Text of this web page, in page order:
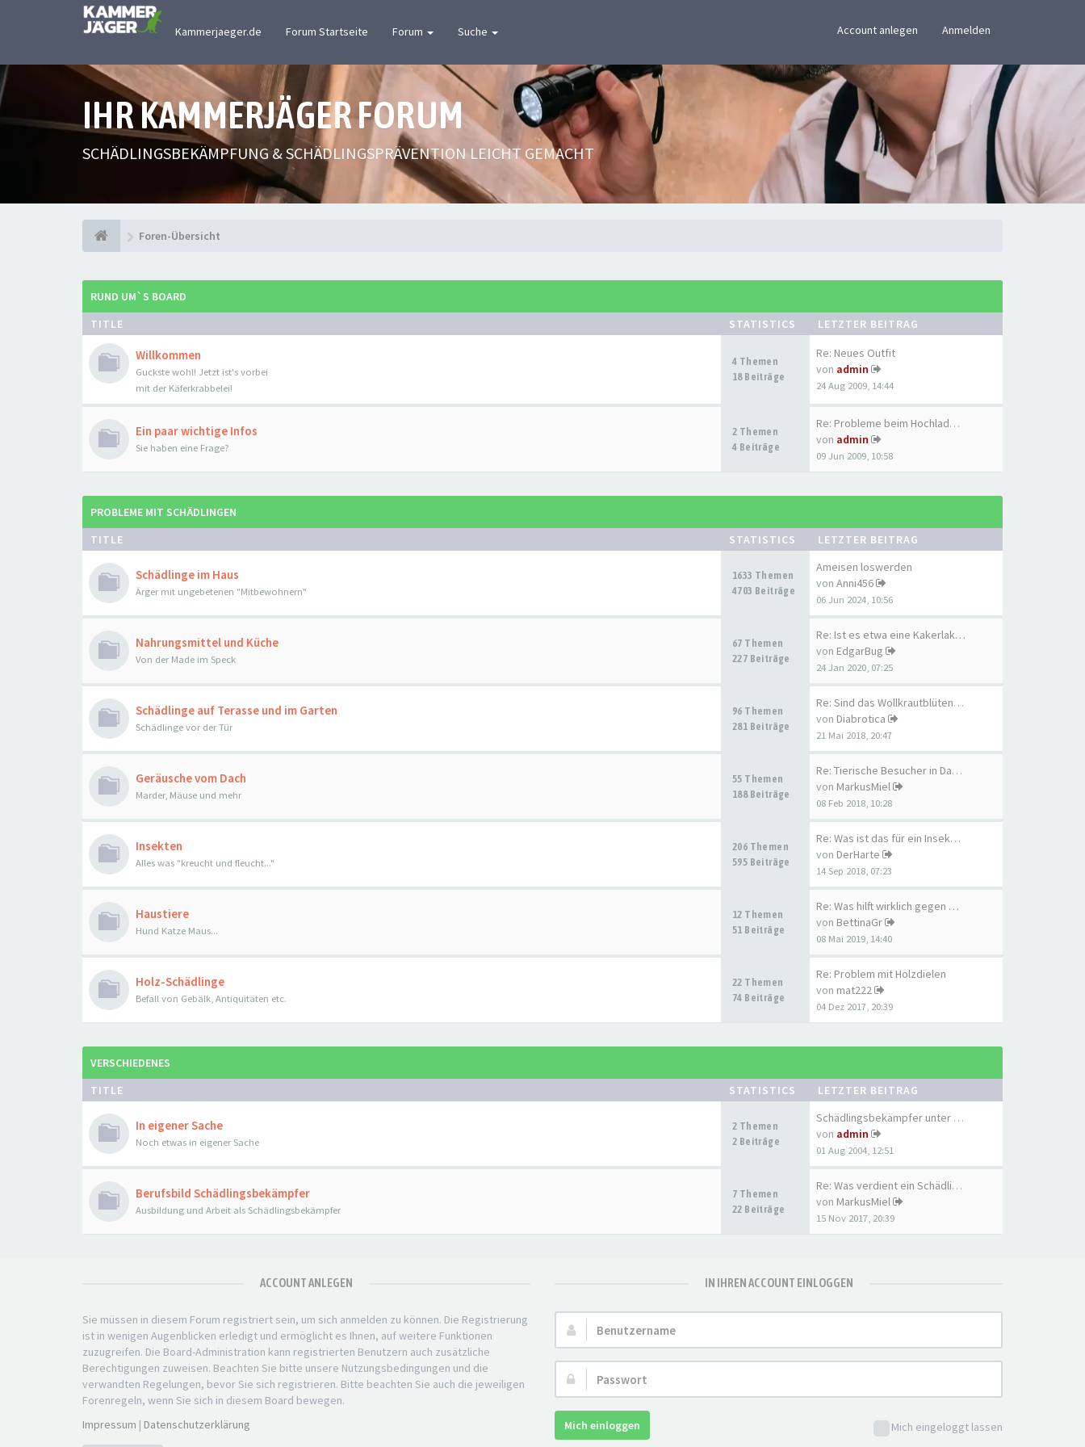
Kammerjaeger.de Forum Startseite Forum Suche Account anlegen Anmelden
IHR KAMMERJÄGER FORUM
SCHÄDLINGSBEKÄMPFUNG & SCHÄDLINGSPRÄVENTION LEICHT GEMACHT
Foren-Übersicht
RUND UM`S BOARD
TITLE
STATISTICS LETZTER BEITRAG
Willkommen
Guckste wohl! Jetzt ist's vorbei
mit der Käferkrabbelei!
4 Themen
18 Beiträge
Re: Neues Outfit
von admin
24 Aug 2009, 14:44
Ein paar wichtige Infos
Sie haben eine Frage?
2 Themen
4 Beiträge
Re: Probleme beim Hochladen d…
von admin
09 Jun 2009, 10:58
PROBLEME MIT SCHÄDLINGEN
TITLE
STATISTICS LETZTER BEITRAG
Schädlinge im Haus
Ärger mit ungebetenen "Mitbewohnern"
1633 Themen
4703 Beiträge
Ameisen loswerden
von Anni456
06 Jun 2024, 10:56
Nahrungsmittel und Küche
Von der Made im Speck
67 Themen
227 Beiträge
Re: Ist es etwa eine Kakerlak…
von EdgarBug
24 Jan 2020, 07:25
Schädlinge auf Terasse und im Garten
Schädlinge vor der Tür
96 Themen
281 Beiträge
Re: Sind das Wollkrautblütenk…
von Diabrotica
21 Mai 2018, 20:47
Geräusche vom Dach
Marder, Mäuse und mehr
55 Themen
188 Beiträge
Re: Tierische Besucher in Dac…
von MarkusMiel
08 Feb 2018, 10:28
Insekten
Alles was "kreucht und fleucht..."
206 Themen
595 Beiträge
Re: Was ist das für ein Insek…
von DerHarte
14 Sep 2018, 07:23
Haustiere
Hund Katze Maus...
12 Themen
51 Beiträge
Re: Was hilft wirklich gegen …
von BettinaGr
08 Mai 2019, 14:40
Holz-Schädlinge
Befall von Gebälk, Antiquitäten etc.
22 Themen
74 Beiträge
Re: Problem mit Holzdielen
von mat222
04 Dez 2017, 20:39
VERSCHIEDENES
TITLE
STATISTICS LETZTER BEITRAG
In eigener Sache
Noch etwas in eigener Sache
2 Themen
2 Beiträge
Schädlingsbekämpfer unter sich
von admin
01 Aug 2004, 12:51
Berufsbild Schädlingsbekämpfer
Ausbildung und Arbeit als Schädlingsbekämpfer
7 Themen
22 Beiträge
Re: Was verdient ein Schädlin…
von MarkusMiel
15 Nov 2017, 20:39
ACCOUNT ANLEGEN
Sie müssen in diesem Forum registriert sein, um sich anmelden zu können. Die Registrierung
ist in wenigen Augenblicken erledigt und ermöglicht es Ihnen, auf weitere Funktionen
zuzugreifen. Die Board-Administration kann registrierten Benutzern auch zusätzliche
Berechtigungen zuweisen. Beachten Sie bitte unsere Nutzungsbedingungen und die
verwandten Regelungen, bevor Sie sich registrieren. Bitte beachten Sie auch die jeweiligen
Forenregeln, wenn Sie sich in diesem Board bewegen.
Impressum | Datenschutzerklärung
IN IHREN ACCOUNT EINLOGGEN
Benutzername:
Passwort:
Mich eingeloggt lassen
Mich einloggen